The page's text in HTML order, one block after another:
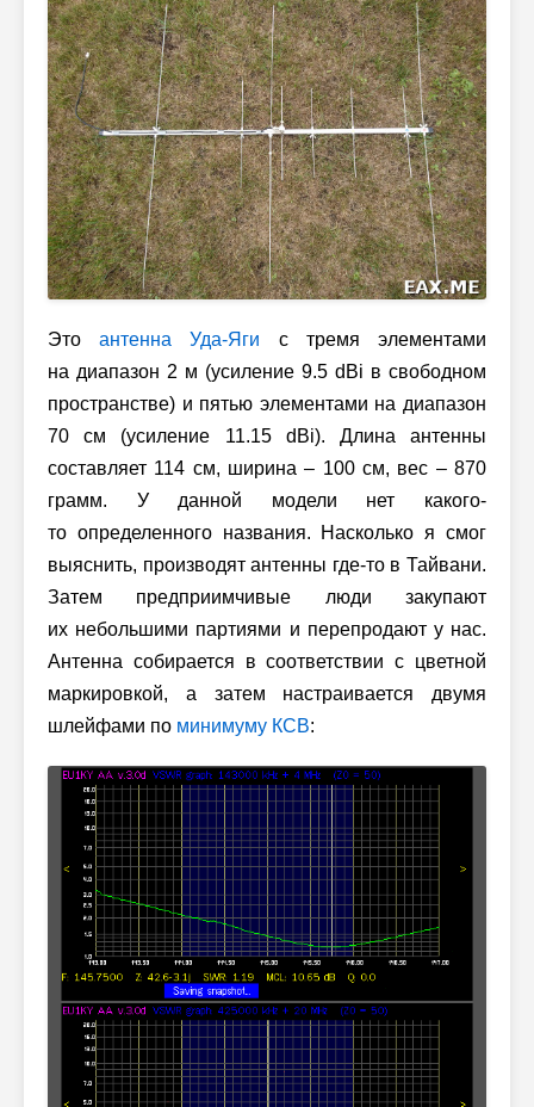
Этоантенна Уда-Яги с тремя элементами
на диапазон 2 м (усиление 9.5 dBi в свободном
пространстве) и пятью элементами на диапазон
70 см (усиление 11.15 dBi). Длина антенны
составляет 114 см, ширина – 100 см, вес – 870
грамм. У данной модели нет какого-
то определенного названия. Насколько я смог
выяснить, производят антенны где-то в Тайвани.
Затем предприимчивые люди закупают
их небольшими партиями и перепродают у нас.
Антенна собирается в соответствии с цветной
маркировкой, а затем настраивается двумя
шлейфами по минимуму КСВ: